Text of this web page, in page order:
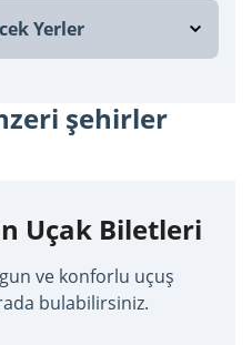
Yerler
şehirler
Uçak Biletleri
ve konforlu uçuş
bulabilirsiniz.